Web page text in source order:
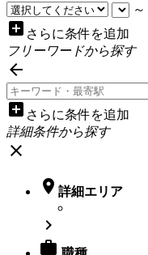
～
add_box さらに条件を追加
フリーワードから探す

add_box さらに条件を追加
詳細条件から探す
close
 詳細エリア

